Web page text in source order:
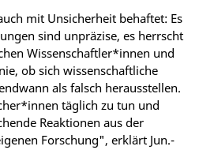
mit Unsicherheit behaftet: Es
sind unpräzise, es herrscht
Wissenschaftler*innen und
ob sich wissenschaftliche
als falsch herausstellen.
täglich zu tun und
Reaktionen aus der
Forschung", erklärt Jun.-